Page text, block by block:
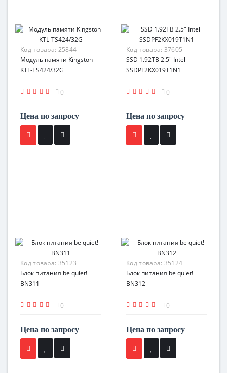
Код товара: 25844
Модуль памяти Kingston
KTL-TS424/32G
0
Цена по запросу
Код товара: 37605
SSD 1.92TB 2.5" Intel
SSDPF2KX019T1N1
0
Цена по запросу
Код товара: 35123
Блок питания be quiet!
BN311
0
Цена по запросу
Код товара: 35124
Блок питания be quiet!
BN312
0
Цена по запросу